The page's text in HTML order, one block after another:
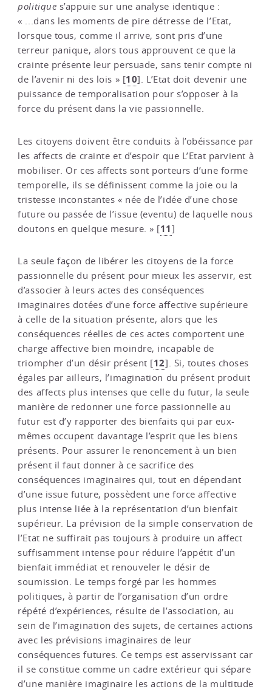
politique s’appuie sur une analyse identique :
« ...dans les moments de pire détresse de l’Etat,
lorsque tous, comme il arrive, sont pris d’une
terreur panique, alors tous approuvent ce que la
crainte présente leur persuade, sans tenir compte ni
de l’avenir ni des lois » [10]. L’Etat doit devenir une
puissance de temporalisation pour s’opposer à la
force du présent dans la vie passionnelle.
Les citoyens doivent être conduits à l’obéissance par
les affects de crainte et d’espoir que L’Etat parvient à
mobiliser. Or ces affects sont porteurs d’une forme
temporelle, ils se définissent comme la joie ou la
tristesse inconstantes « née de l’idée d’une chose
future ou passée de l’issue (eventu) de laquelle nous
doutons en quelque mesure. » [11]
La seule façon de libérer les citoyens de la force
passionnelle du présent pour mieux les asservir, est
d’associer à leurs actes des conséquences
imaginaires dotées d’une force affective supérieure
à celle de la situation présente, alors que les
conséquences réelles de ces actes comportent une
charge affective bien moindre, incapable de
triompher d’un désir présent [12]. Si, toutes choses
égales par ailleurs, l’imagination du présent produit
des affects plus intenses que celle du futur, la seule
manière de redonner une force passionnelle au
futur est d’y rapporter des bienfaits qui par eux-
mêmes occupent davantage l’esprit que les biens
présents. Pour assurer le renoncement à un bien
présent il faut donner à ce sacrifice des
conséquences imaginaires qui, tout en dépendant
d’une issue future, possèdent une force affective
plus intense liée à la représentation d’un bienfait
supérieur. La prévision de la simple conservation de
l’Etat ne suffirait pas toujours à produire un affect
suffisamment intense pour réduire l’appétit d’un
bienfait immédiat et renouveler le désir de
soumission. Le temps forgé par les hommes
politiques, à partir de l’organisation d’un ordre
répété d’expériences, résulte de l’association, au
sein de l’imagination des sujets, de certaines actions
avec les prévisions imaginaires de leur
conséquences futures. Ce temps est asservissant car
il se constitue comme un cadre extérieur qui sépare
d’une manière imaginaire les actions de la multitude